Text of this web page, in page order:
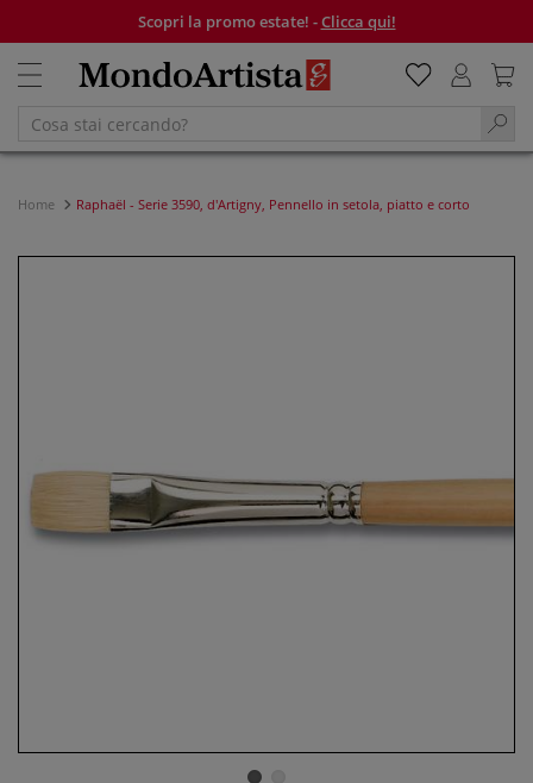
Scopri la promo estate! -Clicca qui!
Home Raphaël - Serie 3590, d'Artigny, Pennello in setola, piatto e corto